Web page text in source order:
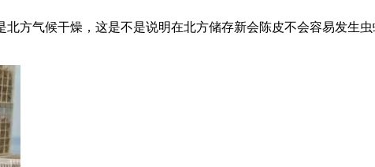
方气候干燥，这是不是说明在北方储存新会陈皮不会容易发生